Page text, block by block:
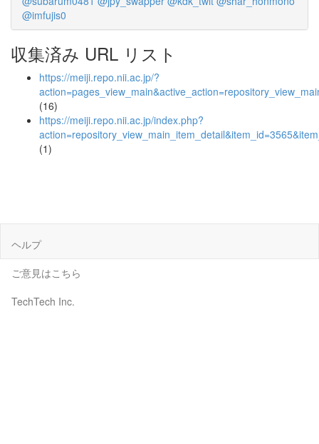
@imfujis0
収集済み URL リスト
https://meiji.repo.nii.ac.jp/?
(16)
https://meiji.repo.nii.ac.jp/index.php?
(1)
ヘルプ
ご意見はこちら
TechTech Inc.